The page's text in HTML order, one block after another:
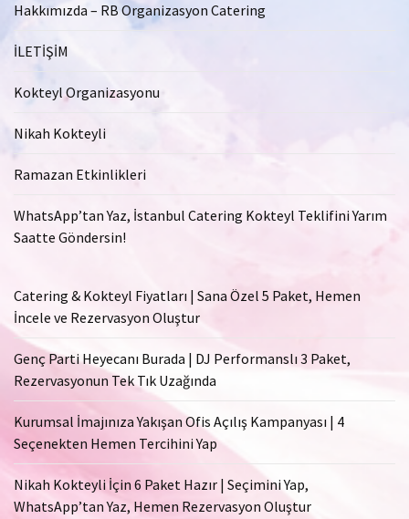
Hakkımızda – RB Organizasyon Catering
İLETİŞİM
Kokteyl Organizasyonu
Nikah Kokteyli
Ramazan Etkinlikleri
WhatsApp’tan Yaz, İstanbul Catering Kokteyl Teklifini Yarım
Saatte Göndersin!
Catering & Kokteyl Fiyatları | Sana Özel 5 Paket, Hemen
İncele ve Rezervasyon Oluştur
Genç Parti Heyecanı Burada | DJ Performanslı 3 Paket,
Rezervasyonun Tek Tık Uzağında
Kurumsal İmajınıza Yakışan Ofis Açılış Kampanyası | 4
Seçenekten Hemen Tercihini Yap
Nikah Kokteyli İçin 6 Paket Hazır | Seçimini Yap,
WhatsApp’tan Yaz, Hemen Rezervasyon Oluştur